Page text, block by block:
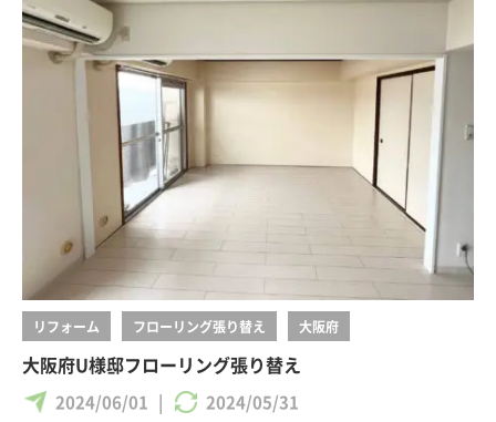
リフォーム フローリング張り替え 大阪府
大阪府U様邸フローリング張り替え
2024/06/01 | 2024/05/31